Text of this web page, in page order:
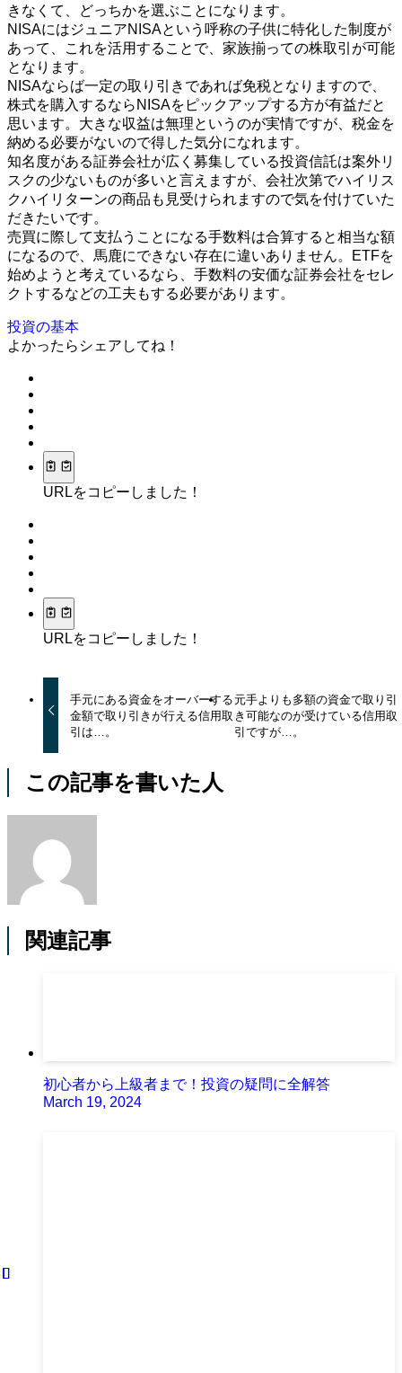
きなくて、どっちかを選ぶことになります。
NISAにはジュニアNISAという呼称の子供に特化した制度が
あって、これを活用することで、家族揃っての株取引が可能
となります。
NISAならば一定の取り引きであれば免税となりますので、
株式を購入するならNISAをピックアップする方が有益だと
思います。大きな収益は無理というのが実情ですが、税金を
納める必要がないので得した気分になれます。
知名度がある証券会社が広く募集している投資信託は案外リ
スクの少ないものが多いと言えますが、会社次第でハイリス
クハイリターンの商品も見受けられますので気を付けていた
だきたいです。
売買に際して支払うことになる手数料は合算すると相当な額
になるので、馬鹿にできない存在に違いありません。ETFを
始めようと考えているなら、手数料の安価な証券会社をセレ
クトするなどの工夫もする必要があります。
投資の基本
よかったらシェアしてね！
URLをコピーしました！
URLをコピーしました！
手元にある資金をオーバーする
金額で取り引きが行える信用取
引は…。
元手よりも多額の資金で取り引
き可能なのが受けている信用取
引ですが…。
この記事を書いた人
関連記事
初心者から上級者まで！投資の疑問に全解答
March 19, 2024